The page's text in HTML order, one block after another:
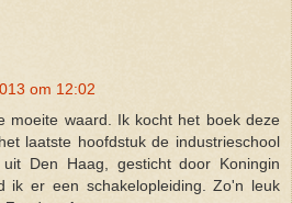
om 12:02
moeite waard. Ik kocht het boek deze
laatste hoofdstuk de industrieschool
Den Haag, gesticht door Koningin
ik er een schakelopleiding. Zo'n leuk